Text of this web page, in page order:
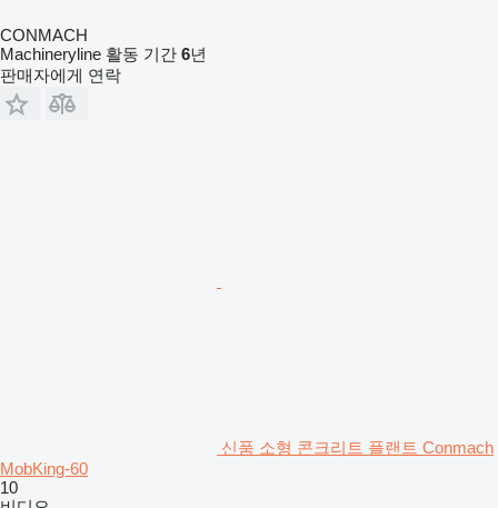
CONMACH
Machineryline 활동 기간 6년
판매자에게 연락
신품 소형 콘크리트 플랜트 Conmach
MobKing-60
10